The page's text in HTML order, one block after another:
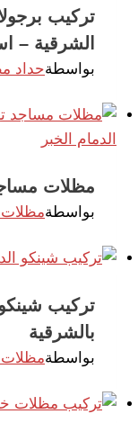
الشرقية –
بواسطةحداد
مظلات
بواسطةمظلات
بالشرقية
بواسطةمظلات